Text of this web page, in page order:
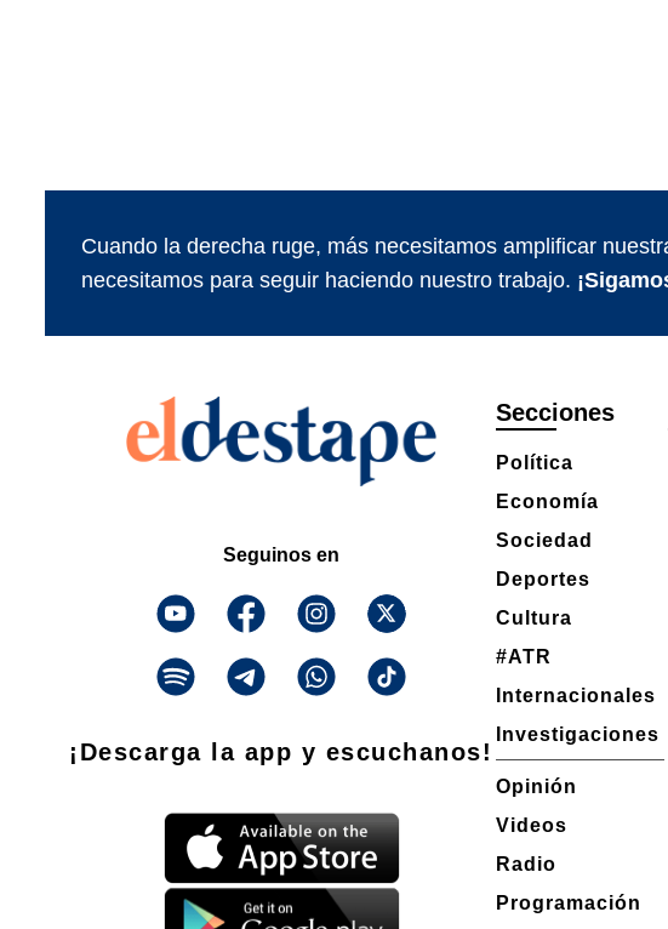
Cuando la derecha ruge, más necesitamos amplificar
necesitamos para seguir haciendo nuestro trabajo.
Seguinos en
¡Descarga la app y escuchanos!
Secciones
Política
Economía
Sociedad
Deportes
Cultura
#ATR
Internacionales
Investigaciones
Opinión
Videos
Radio
Programación